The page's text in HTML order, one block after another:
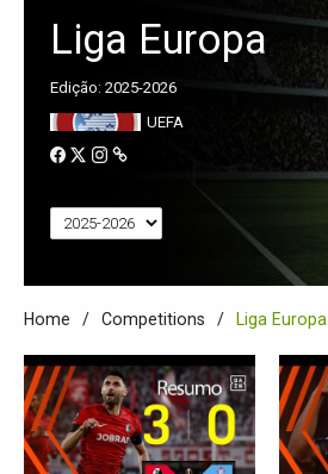
Liga Europa
Edição: 2025-2026
UEFA
Home Competitions Liga Europa